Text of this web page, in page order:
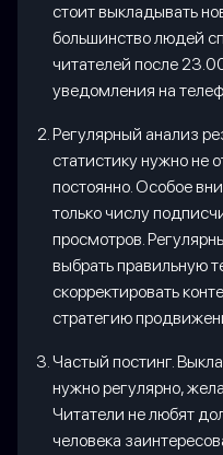
стоит выкладывать
большинство людей
читателей после
уведомления на
Регулярный анализ
статистику нужно не
постоянно. Особое
только числу
просмотров.
выбрать правильную
скорректировать
стратегию
Частый постинг.
нужно регулярно,
Читатели не любят
человека